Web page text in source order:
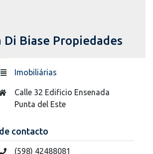
Biase Propiedades
Imobiliárias
Calle 32 Edificio Ensenada
Punta del Este
contacto
(598) 42488081